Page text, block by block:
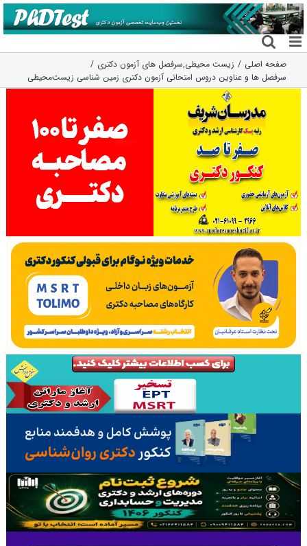
رفتن
به
محتوا
صفحه اصلی زیست محیطی,سرفصل های آزمون دکتری
سرفصل ها و عناوین دروس امتحانی آزمون دکتری زمین شناسی زیست‌محیطی